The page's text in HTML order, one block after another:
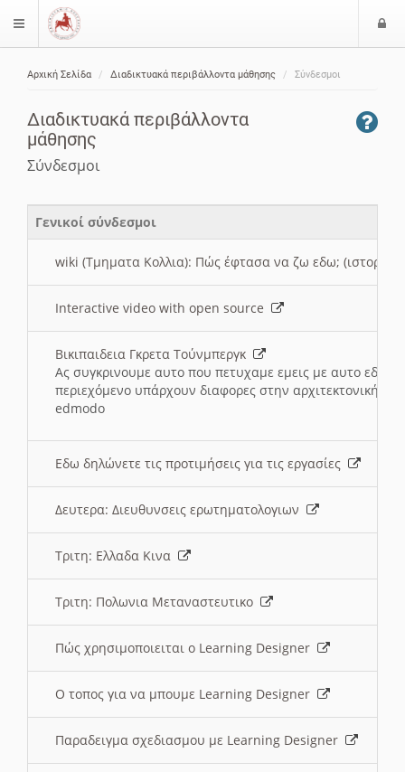
$langMenu
Αρχική Σελίδα Διαδικτυακά περιβάλλοντα μάθησης Σύνδεσμοι
Διαδικτυακά περιβάλλοντα
μάθησης
Σύνδεσμοι
Γενικοί σύνδεσμοι
wiki (Τμηματα Κολλια): Πώς έφτασα να ζω εδω; (ιστορια)
Interactive video with open source
Βικιπαιδεια Γκρετα Τούνμπεργκ
Ας συγκρινουμε αυτο που πετυχαμε εμεις με αυτο εδω
περιεχόμενο υπάρχουν διαφορες στην αρχιτεκτονική
edmodo
Εδω δηλώνετε τις προτιμήσεις για τις εργασίες
Δευτερα: Διευθυνσεις ερωτηματολογιων
Τριτη: Ελλαδα Κινα
Τριτη: Πολωνια Μεταναστευτικο
Πώς χρησιμοποιειται ο Learning Designer
O τοπος για να μπουμε Learning Designer
Παραδειγμα σχεδιασμου με Learning Designer